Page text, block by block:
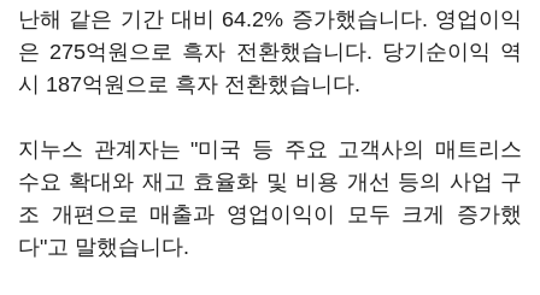
난해 같은 기간 대비 64.2% 증가했습니다. 영업이익
은 275억원으로 흑자 전환했습니다. 당기순이익 역
시 187억원으로 흑자 전환했습니다.
지누스 관계자는 "미국 등 주요 고객사의 매트리스
수요 확대와 재고 효율화 및 비용 개선 등의 사업 구
조 개편으로 매출과 영업이익이 모두 크게 증가했
다"고 말했습니다.